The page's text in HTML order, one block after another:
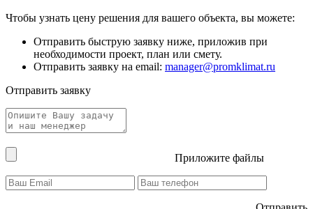
Чтобы узнать цену решения для вашего объекта, вы можете:
Отправить быструю заявку ниже, приложив при
необходимости проект, план или смету.
Отправить заявку на email: manager@promklimat.ru
Отправить заявку
Приложите файлы